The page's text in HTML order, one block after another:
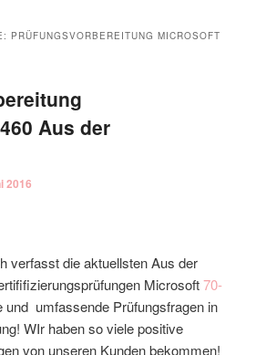
PRÜFUNGSVORBEREITUNG MICROSOFT
Aus der
2016
verfasst die aktuellsten Aus der
Microsoft70-
und umfassende Prüfungsfragen in
WIr haben so viele positive
von unseren Kunden bekommen!